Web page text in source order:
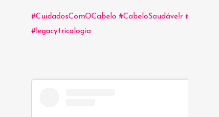
#CuidadosComOCabelo #CabeloSaudávelr
#legacytricologia